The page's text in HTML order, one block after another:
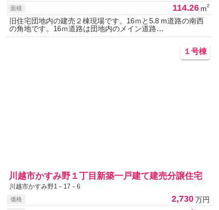
面積 114.26 m2
旧住宅団地内の建売２棟現場です。16ｍと5.8 m道路の南西
の角地です。16ｍ道路は団地内のメイン道路…
１号棟
川越市かすみ野１丁目新築一戸建て建売分譲住宅
川越市かすみ野1－17－6
価格 2,730 万円